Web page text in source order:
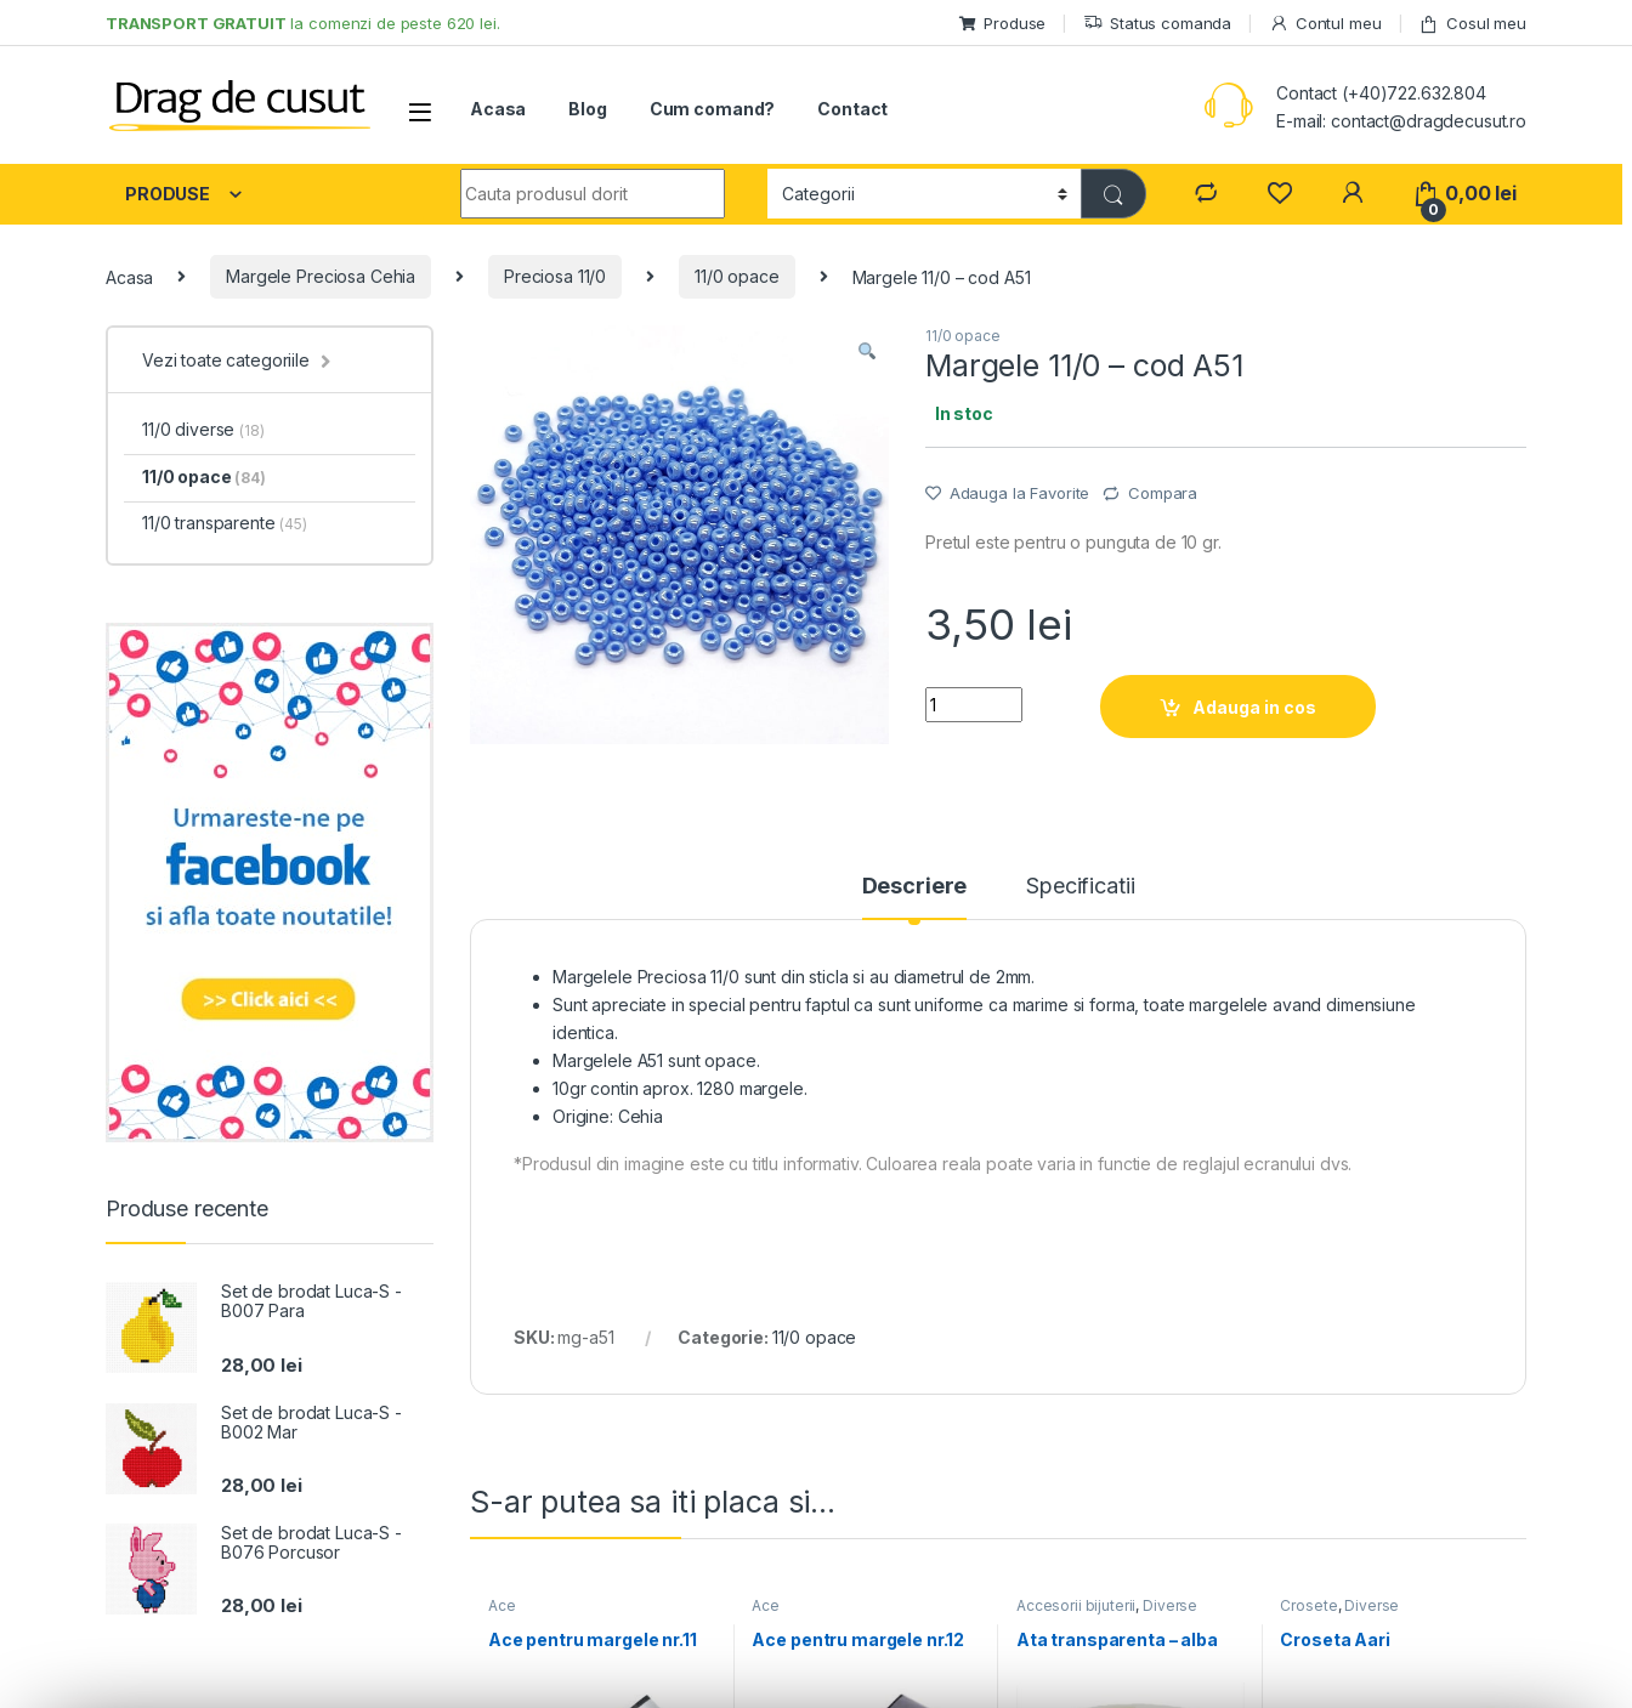
TRANSPORT GRATUIT la comenzi de peste 620 lei. Produse Status comanda Contul meu Cosul meu
Acasa Blog Cum comand? Contact
Contact (+40)722.632.804
E-mail: contact@dragdecusut.ro
PRODUSE
0
0,00 lei
Acasa Margele Preciosa Cehia Preciosa 11/0 11/0 opace Margele 11/0 – cod A51
11/0 opace
Margele 11/0 – cod A51
In stoc
Adauga la Favorite Compara
Pretul este pentru o punguta de 10 gr.
3,50 lei
Quantity
Adauga in cos
Descriere Specificatii
Margelele Preciosa 11/0 sunt din sticla si au diametrul de 2mm.
Sunt apreciate in special pentru faptul ca sunt uniforme ca marime si forma, toate margelele avand dimensiune
identica.
Margelele A51 sunt opace.
10gr contin aprox. 1280 margele.
Origine: Cehia
*Produsul din imagine este cu titlu informativ. Culoarea reala poate varia in functie de reglajul ecranului dvs.
SKU:mg-a51 Categorie: 11/0 opace
S-ar putea sa iti placa si...
Ace
Ace pentru margele nr.11
Ace
Ace pentru margele nr.12
Accesorii bijuterii, Diverse
Ata transparenta – alba
Crosete, Diverse
Croseta Aari
Vezi toate categoriile
11/0 diverse (18)
11/0 opace (84)
11/0 transparente (45)
Produse recente
Set de brodat Luca-S -
B007 Para
28,00 lei
Set de brodat Luca-S -
B002 Mar
28,00 lei
Set de brodat Luca-S -
B076 Porcusor
28,00 lei